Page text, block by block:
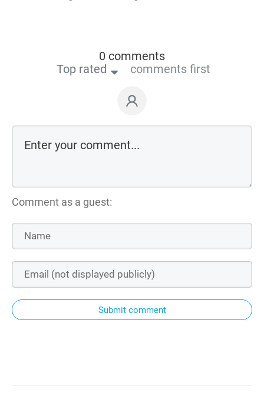
0 comments
Top rated
comments first
Comment as a guest:
Submit comment